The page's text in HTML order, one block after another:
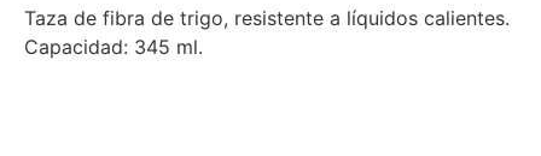
Taza de fibra de trigo, resistente a líquidos calientes.
Capacidad: 345 ml.